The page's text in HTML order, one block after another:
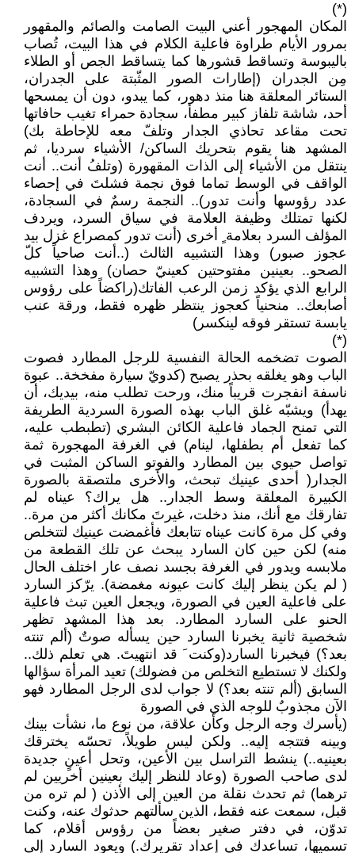
(*)
المكان المهجور أعني البيت الصامت والصائم والمقهور
بمرور الأيام طراوة فاعلية الكلام في هذا البيت، تُصاب
باليبوسة وتساقط قشورها كما يتساقط الجص أو الطلاء
مِن الجدران (إطارات الصور المثّبتة على الجدران،
الستائر المعلقة هنا منذ دهور، كما يبدو، دون أن يمسحها
أحد، شاشة تلفاز كبير مطفأ، سجادة حمراء تغيب حافاتها
تحت مقاعد تحاذي الجدار وتلفّ معه للإحاطة بك)
المشهد هنا يقوم بتحريك الساكن/ الأشياء سرديا، ثم
ينتقل من الأشياء إلى الذات المقهورة (وتلفُ أنت.. أنت
الواقف في الوسط تماما فوق نجمة فشلتَ في إحصاء
عدد رؤوسها وأنت تدور).. النجمة رسمٌ في السجادة،
لكنها تمتلك وظيفة العلامة في سياق السرد، ويردف
المؤلف السرد بعلامة ٍ أخرى (أنت تدور كمصراع غزل بيد
عجوز صبور) وهذا التشبيه الثالث (..أنت صاحياً كلّ
الصحو.. بعينين مفتوحتين كعينيّ حصان) وهذا التشبيه
الرابع الذي يؤكد زمن الرعب الفاتك(راكضاً على رؤوس
أصابعك.. منحنياً كعجوز ينتظر ظهره فقط، ورقة عنب
يابسة تستقر فوقه لينكسر)
(*)
الصوت تضخمه الحالة النفسية للرجل المطارد فصوت
الباب وهو يغلقه بحذر يصبح (كدويّ سيارة مفخخة.. عبوة
ناسفة انفجرت قريباً منك، ورحت تطلب منه، بيديك، أن
يهدأ) ويشبّه غلق الباب بهذه الصورة السردية الطريفة
التي تمنح الجماد فاعلية الكائن البشري (تطبطب عليه،
كما تفعل أم بطفلها، لينام) في الغرفة المهجورة ثمة
تواصل حيوي بين المطارد والفوتو الساكن المثبت في
الجدار( أحدى عينيك تبحث، والأخرى ملتصقة بالصورة
الكبيرة المعلقة وسط الجدار.. هل يراك؟ عيناه لم
تفارقك مع أنك، منذ دخلت، غيرتَ مكانك أكثر من مرة..
وفي كل مرة كانت عيناه تتابعك فأغمضت عينيك لتتخلص
منه) لكن حين كان السارد يبحث عن تلك القطعة من
ملابسه ويدور في الغرفة بجسد نصف عار اختلف الحال
( لم يكن ينظر إليك كانت عيونه مغمضة). يرّكز السارد
على فاعلية العين في الصورة، ويجعل العين تبث فاعلية
الحنو على السارد المطارد. بعد هذا المشهد تظهر
شخصية ثانية يخبرنا السارد حين يسأله صوتٌ (ألم تنته
بعد؟) فيخبرنا السارد(وكنت َ قد انتهيتَ. هي تعلم ذلك..
ولكنك لا تستطيع التخلص من فضولك) تعيد المرأة سؤالها
السابق (ألم تنته بعد؟) لا جواب لدى الرجل المطارد فهو
الآن مجذوبٌ للوجه الذي في الصورة
(يأسرك وجه الرجل وكأن علاقة، من نوع ما، نشأت بينك
وبينه فتتجه إليه.. ولكن ليس طويلاً، تحسّه يخترقك
بعينيه..) ينشط التراسل بين الأعين، وتحل أعينٍ جديدة
لدى صاحب الصورة (وعاد للنظر إليك بعينين أخريين لم
ترهما) ثم تحدث نقلة من العين إلى الأذن ( لم تره من
قبل، سمعت عنه فقط، الذين سألتهم حدثوك عنه، وكنت
تدوّن، في دفتر صغير بعضاً من رؤوس أقلام، كما
تسميها، تساعدك في إعداد تقريرك.) ويعود السارد إلى